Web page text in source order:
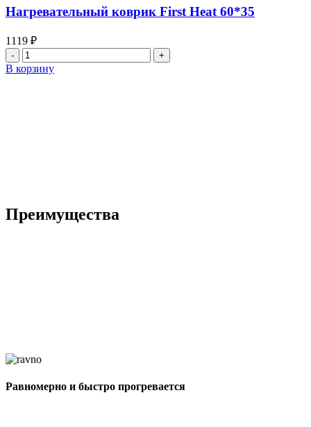
Heat
60*60
Нагревательный коврик First Heat 60*35
1119 ₽
Количество
товара
Нагревательный
В корзину
Преимущества
Равномерно и быстро прогревается